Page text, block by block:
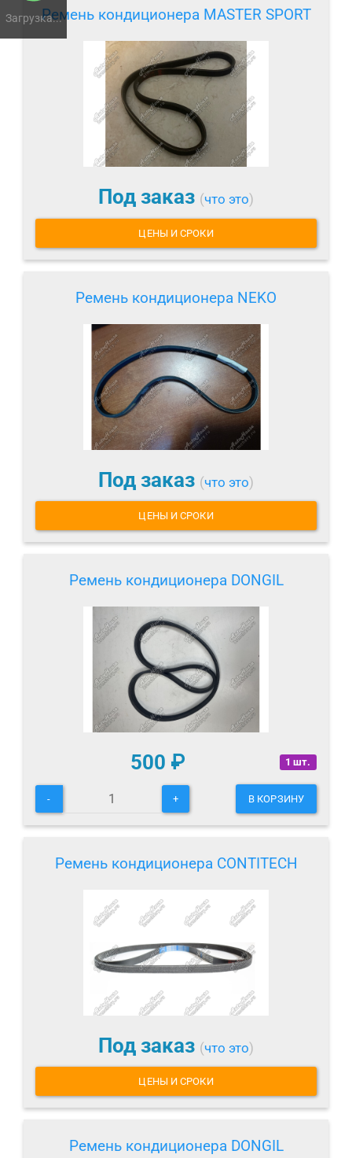
Загрузка...Ремень кондиционера MASTER SPORT
Под заказ (что это)
ЦЕНЫ И СРОКИ
Ремень кондиционера NEKO
Под заказ (что это)
ЦЕНЫ И СРОКИ
Ремень кондиционера DONGIL
1 шт.
500 ₽
- + В КОРЗИНУ
Ремень кондиционера CONTITECH
Под заказ (что это)
ЦЕНЫ И СРОКИ
Ремень кондиционера DONGIL